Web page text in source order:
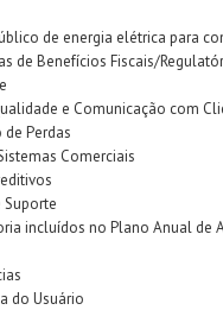
de energia elétrica para
de Benefícios Fiscais/
e Comunicação com
Perdas
Comerciais
Suporte
incluídos no Plano Anual de
do Usuário